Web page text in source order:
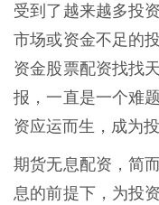
受到了越来越多投
市场或资金不足的
资金股票配资找找
报，一直是一个难
资应运而生，成为
期货无息配资，简
息的前提下，为投